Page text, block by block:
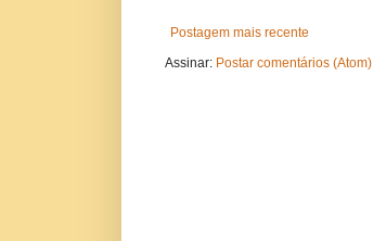
Postagem mais recente
Assinar: Postar comentários (Atom)